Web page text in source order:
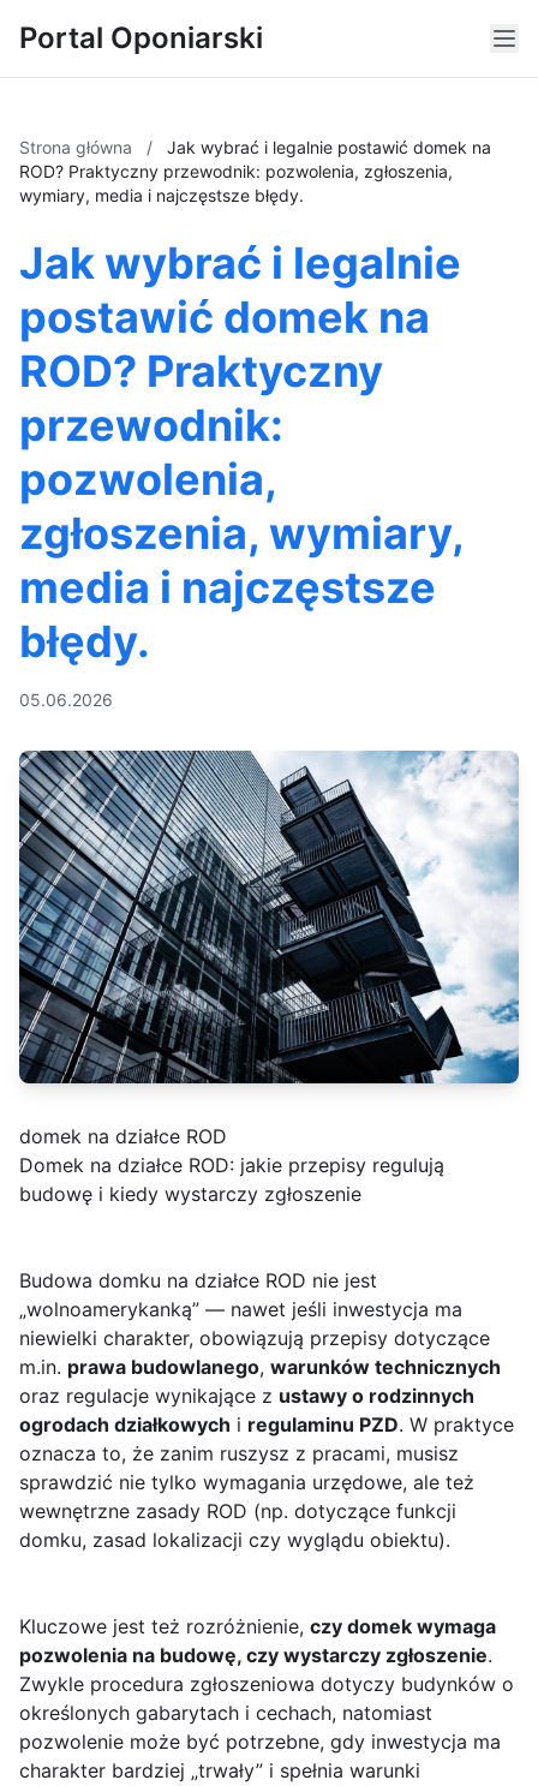
Portal Oponiarski
Strona główna /
Jak wybrać i legalnie postawić domek na
ROD? Praktyczny przewodnik: pozwolenia, zgłoszenia,
wymiary, media i najczęstsze błędy.
Jak wybrać i legalnie
postawić domek na
ROD? Praktyczny
przewodnik:
pozwolenia,
zgłoszenia, wymiary,
media i najczęstsze
błędy.
05.06.2026
domek na działce ROD
Domek na działce ROD: jakie przepisy regulują
budowę i kiedy wystarczy zgłoszenie
Budowa domku na działce ROD nie jest
„wolnoamerykanką” — nawet jeśli inwestycja ma
niewielki charakter, obowiązują przepisy dotyczące
m.in. prawa budowlanego, warunków technicznych
oraz regulacje wynikające z ustawy o rodzinnych
ogrodach działkowych i regulaminu PZD. W praktyce
oznacza to, że zanim ruszysz z pracami, musisz
sprawdzić nie tylko wymagania urzędowe, ale też
wewnętrzne zasady ROD (np. dotyczące funkcji
domku, zasad lokalizacji czy wyglądu obiektu).
Kluczowe jest też rozróżnienie, czy domek wymaga
pozwolenia na budowę, czy wystarczy zgłoszenie.
Zwykle procedura zgłoszeniowa dotyczy budynków o
określonych gabarytach i cechach, natomiast
pozwolenie może być potrzebne, gdy inwestycja ma
charakter bardziej „trwały” i spełnia warunki